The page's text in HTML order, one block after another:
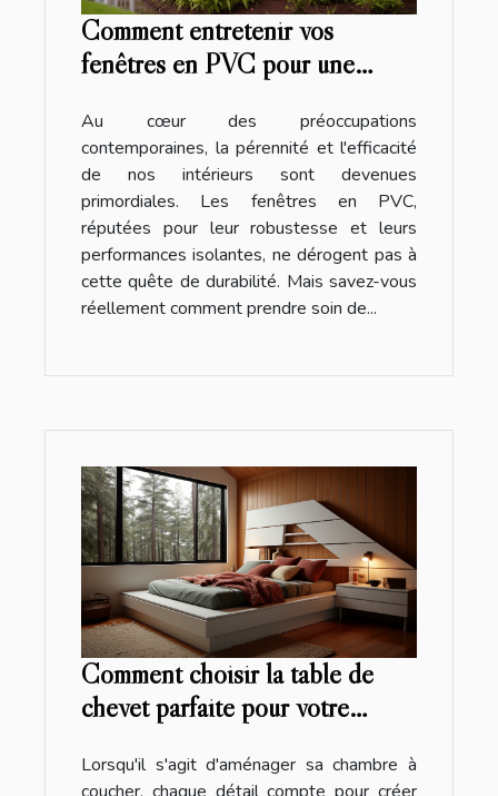
Comment entretenir vos
fenêtres en PVC pour une
Au cœur des préoccupations
contemporaines, la pérennité et l'efficacité
de nos intérieurs sont devenues
primordiales. Les fenêtres en PVC,
réputées pour leur robustesse et leurs
performances isolantes, ne dérogent pas à
cette quête de durabilité. Mais savez-vous
réellement comment prendre soin de...
Comment choisir la table de
chevet parfaite pour votre
fonctionnalité
Lorsqu'il s'agit d'aménager sa chambre à